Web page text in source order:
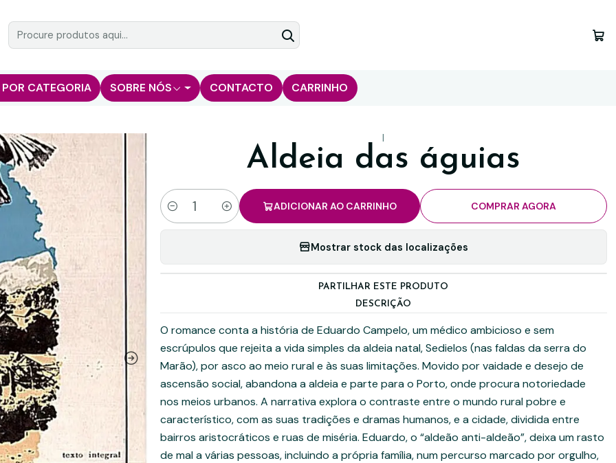
CATEGORIA SOBRE NÓS CONTACTO CARRINHO
|
Aldeia das águias
Quantidade
ADICIONAR AO CARRINHO COMPRAR AGORA
Mostrar stock das localizações
PARTILHAR ESTE PRODUTO
DESCRIÇÃO
O romance conta a história de Eduardo Campelo, um médico ambicioso e sem
escrúpulos que rejeita a vida simples da aldeia natal, Sedielos (nas faldas da serra do
Marão), por asco ao meio rural e às suas limitações. Movido por vaidade e desejo de
ascensão social, abandona a aldeia e parte para o Porto, onde procura notoriedade
nos meios urbanos. A narrativa explora o contraste entre o mundo rural pobre e
característico, com as suas tradições e dramas humanos, e a cidade, dividida entre
bairros aristocráticos e ruas de miséria. Eduardo, o “aldeão anti-aldeão”, deixa um rasto
de mal a várias pessoas, incluindo a própria família, num percurso marcado por orgulho,